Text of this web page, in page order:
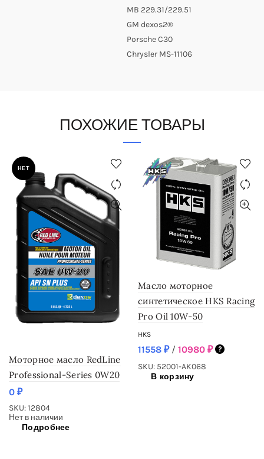
MB 229.31/229.51
GM dexos2®
Porsche C30
Chrysler MS-11106
ПОХОЖИЕ ТОВАРЫ
НЕТ
Моторное масло RedLine
Professional-Series 0W20
0 ₽
SKU: 12804
Нет в наличии
Подробнее
Масло моторное
синтетическое HKS Racing
Pro Oil 10W-50
HKS
11558 ₽ / 10980 ₽
SKU: 52001-AK068
В корзину